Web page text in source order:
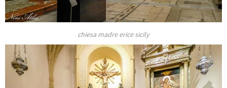
chiesa madre erice sicily